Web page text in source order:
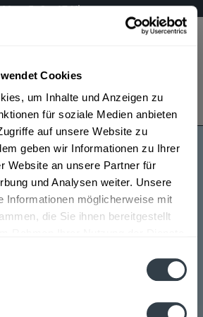
Cookies
um Inhalte und Anzeigen zu
für soziale Medien anbieten
auf unsere Website zu
geben wir Informationen zu Ihrer
Website an unsere Partner für
und Analysen weiter. Unsere
Informationen möglicherweise mit
die Sie ihnen bereitgestellt
Mo – Fr 9 – 17 Uhr
Bestellung widerrufen
Es gilt unsere Datenschutzerklärung
Regionen, Städten,